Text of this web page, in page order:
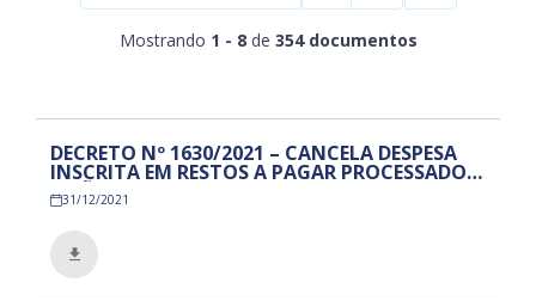
Mostrando 1 - 8 de 354 documentos
DECRETO Nº 1630/2021 – CANCELA DESPESA
INSCRITA EM RESTOS A PAGAR PROCESSADOS
E NÃO PROCESSADOS, EMPENHADA NOS
EXERCÍCIOS DE 2017 E 2020, PORÉM, NÃO
CONSUMADO O IMPLEMENTO DE CONDIÇÃO
NA SUA TOTALIDADE, CONSIDERANDO A
IMPOSSIBILIDADE DE SUA REALIZAÇÃO, NA
FORMA QUE ESPECIFICA E DÁ OUTRAS
31/12/2021